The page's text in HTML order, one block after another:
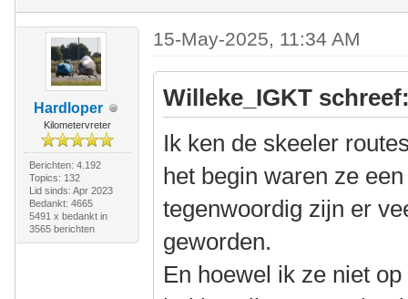
Hardloper
Kilometervreter
Berichten: 4.192
Topics: 132
Lid sinds: Apr 2023
Bedankt: 4665
5491 x bedankt in
3565 berichten
15-May-2025, 11:34 AM
Willeke_IGKT
Ik ken de skeeler
het begin waren ze
tegenwoordig zijn er
geworden.
En hoewel ik ze niet